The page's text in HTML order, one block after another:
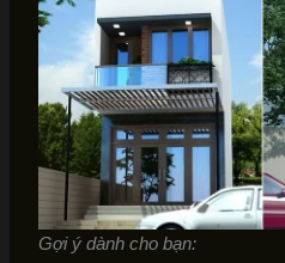
Gợi ý dành cho bạn: